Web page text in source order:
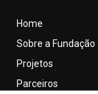
Home
Sobre a Fundação
Projetos
Parceiros